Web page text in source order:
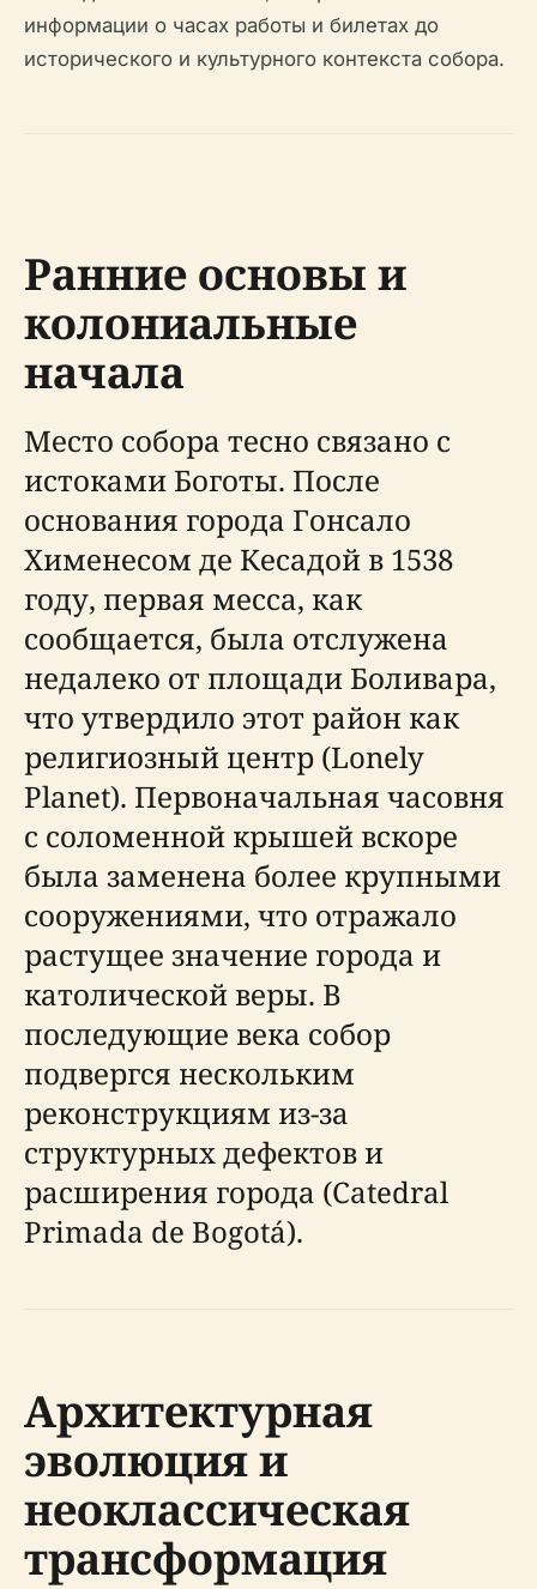
информации о часах работы и билетах до
исторического и культурного контекста собора.
Ранние основы и
колониальные
начала
Место собора тесно связано с
истоками Боготы. После
основания города Гонсало
Хименесом де Кесадой в 1538
году, первая месса, как
сообщается, была отслужена
недалеко от площади Боливара,
что утвердило этот район как
религиозный центр (Lonely
Planet). Первоначальная часовня
с соломенной крышей вскоре
была заменена более крупными
сооружениями, что отражало
растущее значение города и
католической веры. В
последующие века собор
подвергся нескольким
реконструкциям из-за
структурных дефектов и
расширения города (Catedral
Primada de Bogotá).
Архитектурная
эволюция и
неоклассическая
трансформация